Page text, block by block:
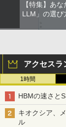
3
【特集】あ
LLM」の選び
アクセスラ
1時間
HBMの速さと
キオクシア、
ル